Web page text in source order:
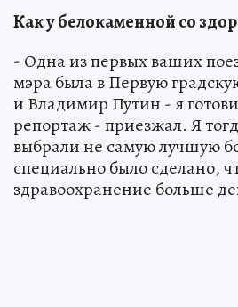
Как у белокаменной со
- Одна из первых ваших
мэра была в Первую
и Владимир Путин - я
репортаж - приезжал. Я
выбрали не самую лучшую
специально было сделано,
здравоохранение больше